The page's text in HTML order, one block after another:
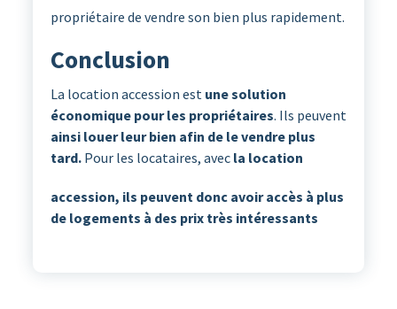
propriétaire de vendre son bien plus rapidement.
Conclusion
La location accession est une solution
économique pour les propriétaires. Ils peuvent
ainsi louer leur bien afin de le vendre plus
tard.Pour les locataires, avec la location
accession, ils peuvent donc avoir accès à plus
de logements à des prix très intéressants